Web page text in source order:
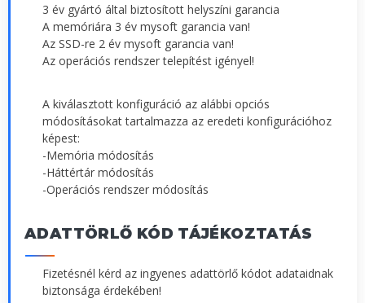
3 év gyártó által biztosított helyszíni garancia
A memóriára 3 év mysoft garancia van!
Az SSD-re 2 év mysoft garancia van!
Az operációs rendszer telepítést igényel!
A kiválasztott konfiguráció az alábbi opciós
módosításokat tartalmazza az eredeti konfigurációhoz
képest:
-Memória módosítás
-Háttértár módosítás
-Operációs rendszer módosítás
ADATTÖRLŐ KÓD TÁJÉKOZTATÁS
Fizetésnél kérd az ingyenes adattörlő kódot adataidnak
biztonsága érdekében!